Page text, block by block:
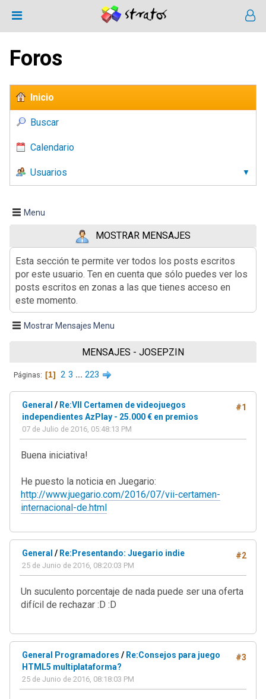
Foros
Inicio
Buscar
Calendario
Usuarios
Menu
MOSTRAR MENSAJES
Esta sección te permite ver todos los posts escritos
por este usuario. Ten en cuenta que sólo puedes ver los
posts escritos en zonas a las que tienes acceso en
este momento.
Mostrar Mensajes Menu
MENSAJES - JOSEPZIN
Páginas 1 2 3 ... 223
#1
General / Re:VII Certamen de videojuegos
independientes AzPlay - 25.000 € en premios
07 de Julio de 2016, 05:48:13 PM
Buena iniciativa!
He puesto la noticia en Juegario:
http://www.juegario.com/2016/07/vii-certamen-
internacional-de.html
#2
General / Re:Presentando: Juegario indie
25 de Junio de 2016, 08:20:03 PM
Un suculento porcentaje de nada puede ser una oferta
difícil de rechazar :D :D
#3
General Programadores / Re:Consejos para juego
HTML5 multiplataforma?
25 de Junio de 2016, 08:18:03 PM